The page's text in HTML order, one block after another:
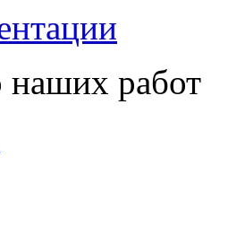
работ